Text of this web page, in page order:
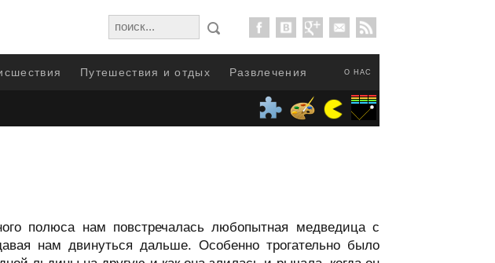
О НАС
Путешествия и отдых Развлечения
полюса нам повстречалась любопытная медведица с
нам двинуться дальше. Особенно трогательно было